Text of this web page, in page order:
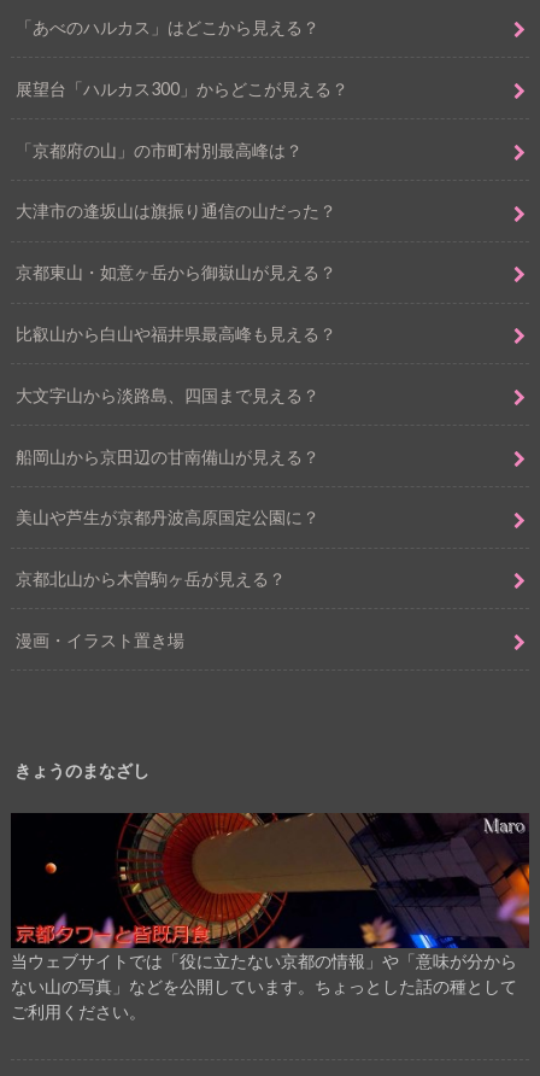
「あべのハルカス」はどこから見える？
展望台「ハルカス300」からどこが見える？
「京都府の山」の市町村別最高峰は？
大津市の逢坂山は旗振り通信の山だった？
京都東山・如意ヶ岳から御嶽山が見える？
比叡山から白山や福井県最高峰も見える？
大文字山から淡路島、四国まで見える？
船岡山から京田辺の甘南備山が見える？
美山や芦生が京都丹波高原国定公園に？
京都北山から木曽駒ヶ岳が見える？
漫画・イラスト置き場
きょうのまなざし
当ウェブサイトでは「役に立たない京都の情報」や「意味が分から
ない山の写真」などを公開しています。ちょっとした話の種として
ご利用ください。